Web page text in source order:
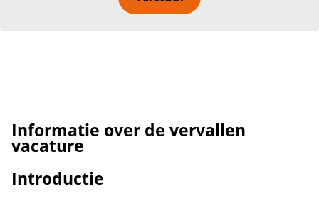
Informatie over de vervallen
vacature
Introductie